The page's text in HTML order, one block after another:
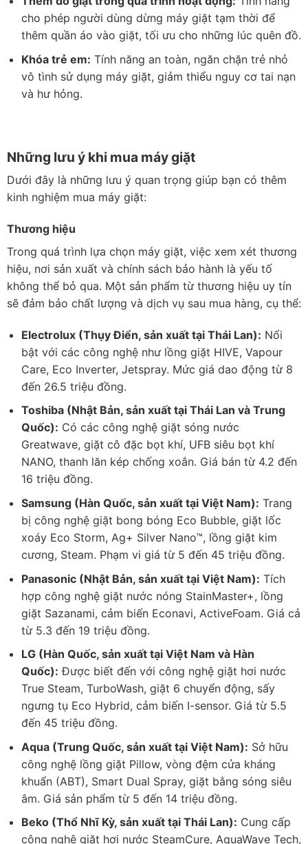
cho phép người dùng dừng máy giặt tạm thời để
thêm quần áo vào giặt, tối ưu cho những lúc quên đồ.
Khóa trẻ em: Tính năng an toàn, ngăn chặn trẻ nhỏ
vô tình sử dụng máy giặt, giảm thiểu nguy cơ tai nạn
và hư hỏng.
Những lưu ý khi mua máy giặt
Dưới đây là những lưu ý quan trọng giúp bạn có thêm
kinh nghiệm mua máy giặt:
Thương hiệu
Trong quá trình lựa chọn máy giặt, việc xem xét thương
hiệu, nơi sản xuất và chính sách bảo hành là yếu tố
không thể bỏ qua. Một sản phẩm từ thương hiệu uy tín
sẽ đảm bảo chất lượng và dịch vụ sau mua hàng, cụ thể:
Electrolux (Thụy Điển, sản xuất tại Thái Lan): Nổi
bật với các công nghệ như lồng giặt HIVE, Vapour
Care, Eco Inverter, Jetspray. Mức giá dao động từ 8
đến 26.5 triệu đồng.
Toshiba (Nhật Bản, sản xuất tại Thái Lan và Trung
Quốc): Có các công nghệ giặt sóng nước
Greatwave, giặt cô đặc bọt khí, UFB siêu bọt khí
NANO, thanh lăn kép chống xoắn. Giá bán từ 4.2 đến
16 triệu đồng.
Samsung (Hàn Quốc, sản xuất tại Việt Nam): Trang
bị công nghệ giặt bong bóng Eco Bubble, giặt lốc
xoáy Eco Storm, Ag+ Silver Nano™, lồng giặt kim
cương, Steam. Phạm vi giá từ 5 đến 45 triệu đồng.
Panasonic (Nhật Bản, sản xuất tại Việt Nam): Tích
hợp công nghệ giặt nước nóng StainMaster+, lồng
giặt Sazanami, cảm biến Econavi, ActiveFoam. Giá cả
từ 5.3 đến 19 triệu đồng.
LG (Hàn Quốc, sản xuất tại Việt Nam và Hàn
Quốc): Được biết đến với công nghệ giặt hơi nước
True Steam, TurboWash, giặt 6 chuyển động, sấy
ngưng tụ Eco Hybrid, cảm biến I-sensor. Giá từ 5.5
đến 45 triệu đồng.
Aqua (Trung Quốc, sản xuất tại Việt Nam): Sở hữu
công nghệ lồng giặt Pillow, vòng đệm cửa kháng
khuẩn (ABT), Smart Dual Spray, giặt bằng sóng siêu
âm. Giá sản phẩm từ 5 đến 14 triệu đồng.
Beko (Thổ Nhĩ Kỳ, sản xuất tại Thái Lan): Cung cấp
công nghệ giặt hơi nước SteamCure, AquaWave Tech,